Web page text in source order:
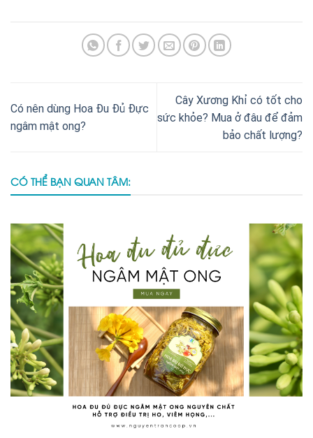
Có nên dùng Hoa Đu Đủ Đực
ngâm mật ong?
Cây Xương Khỉ có tốt cho
sức khỏe? Mua ở đâu để đảm
bảo chất lượng?
CÓ THỂ BẠN QUAN TÂM: